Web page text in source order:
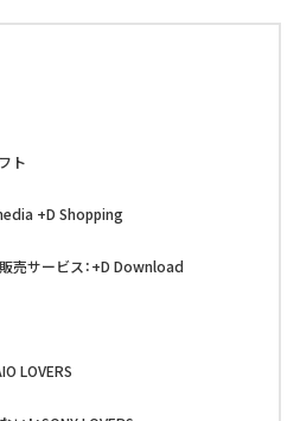
ト
+D Shopping
売サービス：+D Download
LOVERS